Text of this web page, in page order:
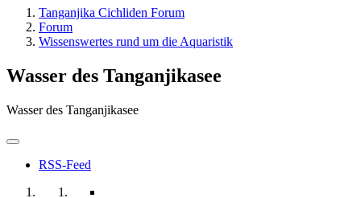
Tanganjika Cichliden Forum
Forum
Wissenswertes rund um die Aquaristik
Wasser des Tanganjikasee
Wasser des Tanganjikasee
RSS-Feed